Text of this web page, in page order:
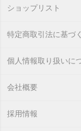
ショップリスト
特定商取引法に基づ
個人情報取り扱いに
会社概要
採用情報